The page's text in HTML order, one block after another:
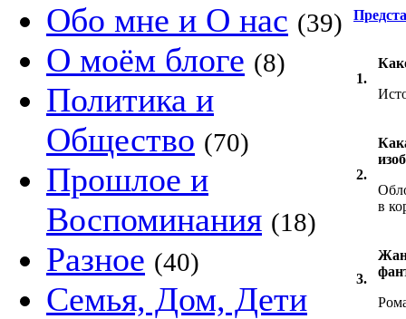
Обо мне и О нас (39)
О моём блоге (8)
Политика и
Общество (70)
Прошлое и
Воспоминания (18)
Разное (40)
Семья, Дом, Дети
1.
2.
в
3.